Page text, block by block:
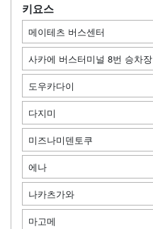
키요스
메이테츠 버스센터
사카에 버스터미널 8번 승차장
도우카다이
다지미
미즈나미덴토쿠
에나
나카츠가와
마고메